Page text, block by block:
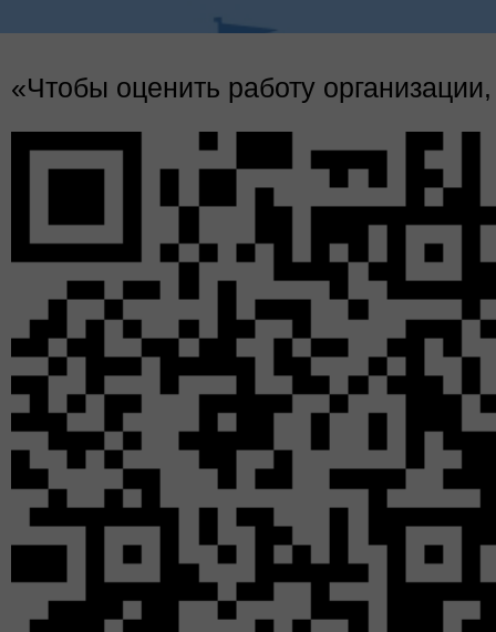
«Чтобы оценить работу
Об авторе
Солнцев Роман Харисович - биография